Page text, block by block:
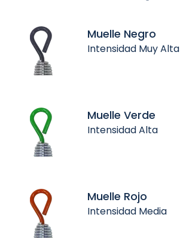
Muelle Negro
Intensidad Muy Alta
Muelle Verde
Intensidad Alta
Muelle Rojo
Intensidad Media